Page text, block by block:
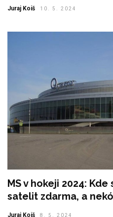
Juraj Koiš 10. 5. 2024
MS v hokeji 2024:
satelit zdarma, a
Juraj Koiš 8. 5. 2024